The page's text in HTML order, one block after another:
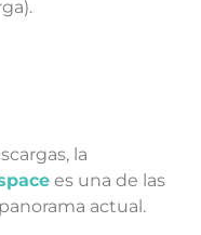
la
es una de las
actual.